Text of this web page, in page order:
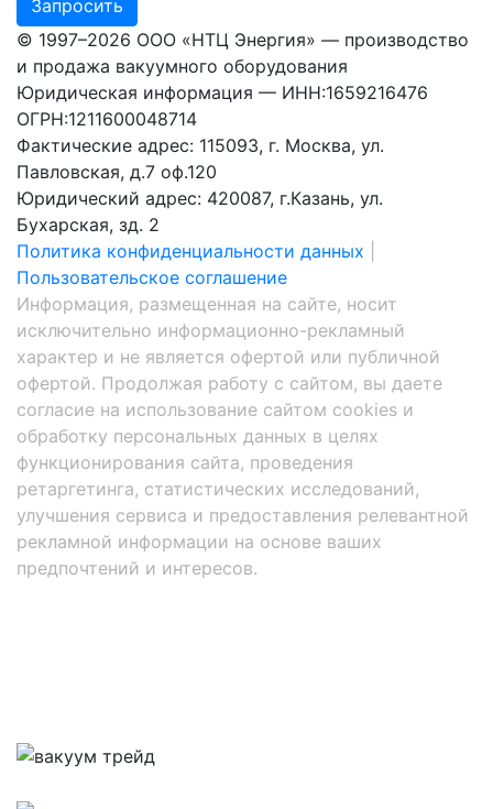
Запросить
© 1997–2026 ООО «НТЦ Энергия» — производство
и продажа вакуумного оборудования
Юридическая информация — ИНН:1659216476
ОГРН:1211600048714
Фактические адрес: 115093, г. Москва, ул.
Павловская, д.7 оф.120
Юридический адрес: 420087, г.Казань, ул.
Бухарская, зд. 2
Политика конфиденциальности данных
Пользовательское соглашение
Информация, размещенная на сайте, носит
исключительно информационно-рекламный
характер и не является офертой или публичной
офертой. Продолжая работу с сайтом, вы даете
согласие на использование сайтом cookies и
обработку персональных данных в целях
функционирования сайта, проведения
ретаргетинга, статистических исследований,
улучшения сервиса и предоставления релевантной
рекламной информации на основе ваших
предпочтений и интересов.